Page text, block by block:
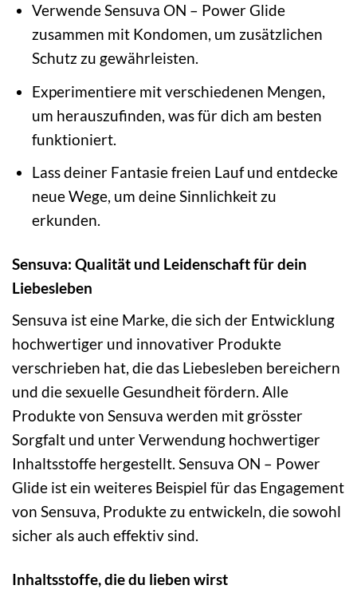
Verwende Sensuva ON – Power Glide
zusammen mit Kondomen, um zusätzlichen
Schutz zu gewährleisten.
Experimentiere mit verschiedenen Mengen,
um herauszufinden, was für dich am besten
funktioniert.
Lass deiner Fantasie freien Lauf und entdecke
neue Wege, um deine Sinnlichkeit zu
erkunden.
Sensuva: Qualität und Leidenschaft für dein
Liebesleben
Sensuva ist eine Marke, die sich der Entwicklung
hochwertiger und innovativer Produkte
verschrieben hat, die das Liebesleben bereichern
und die sexuelle Gesundheit fördern. Alle
Produkte von Sensuva werden mit grösster
Sorgfalt und unter Verwendung hochwertiger
Inhaltsstoffe hergestellt. Sensuva ON – Power
Glide ist ein weiteres Beispiel für das Engagement
von Sensuva, Produkte zu entwickeln, die sowohl
sicher als auch effektiv sind.
Inhaltsstoffe, die du lieben wirst